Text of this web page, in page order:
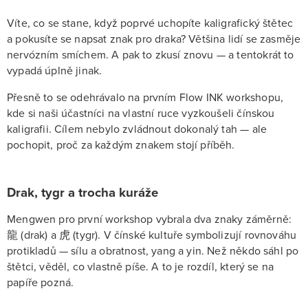
Víte, co se stane, když poprvé uchopíte kaligrafický štětec
a pokusíte se napsat znak pro draka? Většina lidí se zasměje
nervózním smíchem. A pak to zkusí znovu — a tentokrát to
vypadá úplně jinak.
Přesně to se odehrávalo na prvním Flow INK workshopu,
kde si naši účastníci na vlastní ruce vyzkoušeli čínskou
kaligrafii. Cílem nebylo zvládnout dokonalý tah — ale
pochopit, proč za každým znakem stojí příběh.
Drak, tygr a trocha kuráže
Mengwen pro první workshop vybrala dva znaky záměrně:
龍 (drak) a 虎 (tygr). V čínské kultuře symbolizují rovnováhu
protikladů — sílu a obratnost, yang a yin. Než někdo sáhl po
štětci, věděl, co vlastně píše. A to je rozdíl, který se na
papíře pozná.